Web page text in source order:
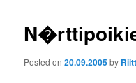
Posted on20.09.2005by